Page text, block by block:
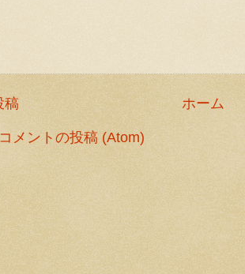
稿 ホーム
コメントの投稿 (Atom)